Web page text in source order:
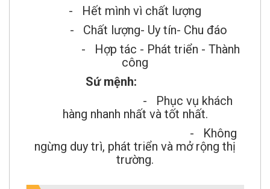
- Hết mình vì chất lượng
- Chất lượng- Uy tín- Chu đáo
- Hợp tác - Phát triển - Thành
công
Sứ mệnh:
- Phục vụ khách
hàng nhanh nhất và tốt nhất.
- Không
ngừng duy trì, phát triển và mở rộng thị
trường.